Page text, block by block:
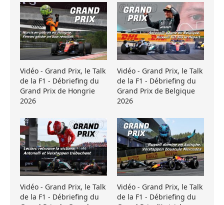
Vidéo - Grand Prix, le Talk
de la F1 - Débriefing du
Grand Prix de Hongrie
2026
Vidéo - Grand Prix, le Talk
de la F1 - Débriefing du
Grand Prix de Belgique
2026
Vidéo - Grand Prix, le Talk
de la F1 - Débriefing du
Vidéo - Grand Prix, le Talk
de la F1 - Débriefing du